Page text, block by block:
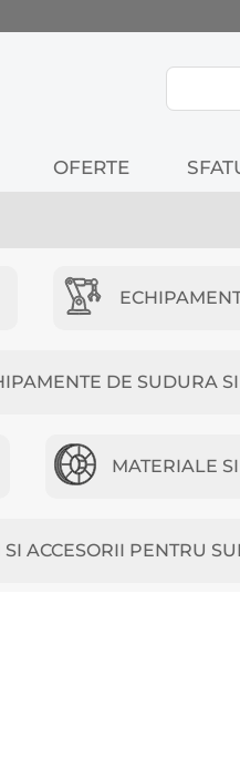
OFERTE
DE SUDURA
MATERIALE
SI ACCESORII PENTRU